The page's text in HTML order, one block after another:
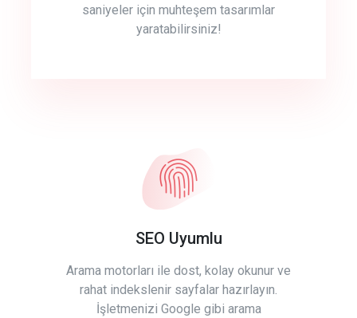
saniyeler için muhteşem tasarımlar
yaratabilirsiniz!
SEO Uyumlu
Arama motorları ile dost, kolay okunur ve
rahat indekslenir sayfalar hazırlayın.
İşletmenizi Google gibi arama